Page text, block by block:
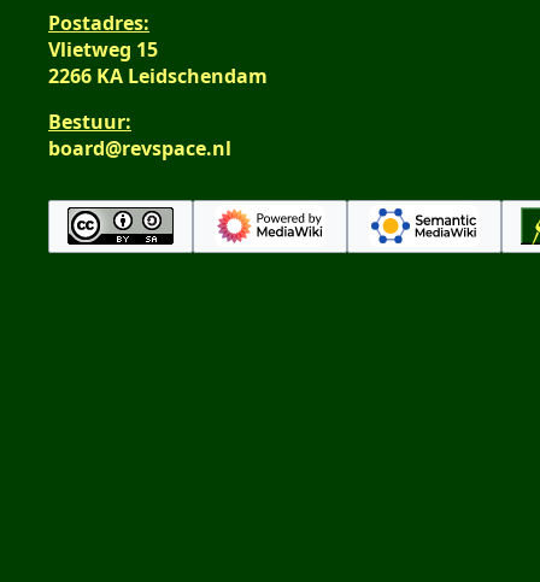
Postadres:
Vlietweg 15
2266 KA Leidschendam
Bestuur:
board@revspace.nl